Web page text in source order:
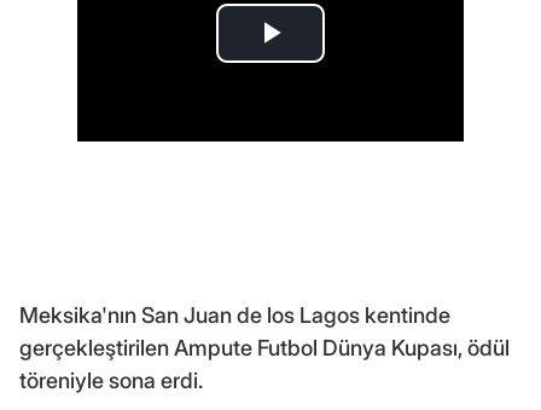
Meksika'nın San Juan de los Lagos kentinde
gerçekleştirilen Ampute Futbol Dünya Kupası, ödül
töreniyle sona erdi.